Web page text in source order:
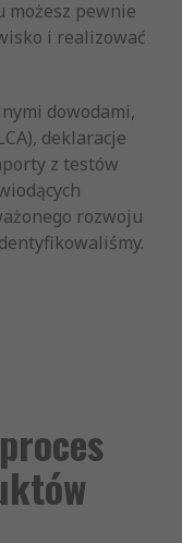
możesz pewnie
i realizować
dowodami,
deklaracje
z testów
rozwoju